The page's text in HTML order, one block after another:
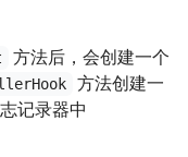
方法后，会创建一个
方法创建一
记录器中